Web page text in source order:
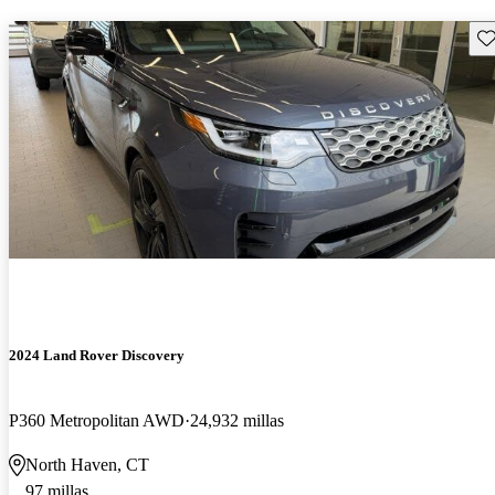
2024 Land Rover Discovery
P360 Metropolitan AWD 24,932 millas
North Haven, CT